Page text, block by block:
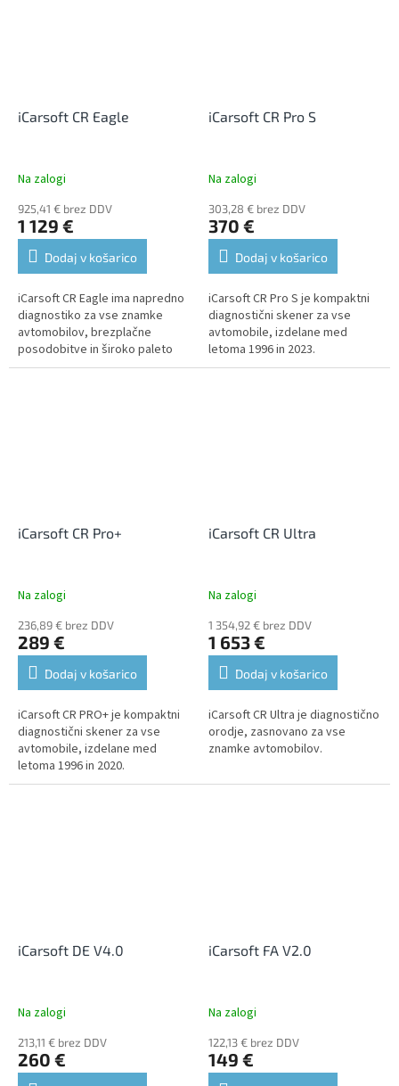
iCarsoft CR Eagle
Na zalogi
925,41 € brez DDV
1 129 €
Dodaj v košarico
iCarsoft CR Eagle ima napredno
diagnostiko za vse znamke
avtomobilov, brezplačne
posodobitve in široko paleto
uporabnih dodatkov.
iCarsoft CR Pro S
Na zalogi
303,28 € brez DDV
370 €
Dodaj v košarico
iCarsoft CR Pro S je kompaktni
diagnostični skener za vse
avtomobile, izdelane med
letoma 1996 in 2023.
iCarsoft CR Pro+
Na zalogi
236,89 € brez DDV
289 €
Dodaj v košarico
iCarsoft CR PRO+ je kompaktni
diagnostični skener za vse
avtomobile, izdelane med
letoma 1996 in 2020.
iCarsoft CR Ultra
Na zalogi
1 354,92 € brez DDV
1 653 €
Dodaj v košarico
iCarsoft CR Ultra je diagnostično
orodje, zasnovano za vse
znamke avtomobilov.
iCarsoft DE V4.0
Na zalogi
213,11 € brez DDV
260 €
iCarsoft FA V2.0
Na zalogi
122,13 € brez DDV
149 €